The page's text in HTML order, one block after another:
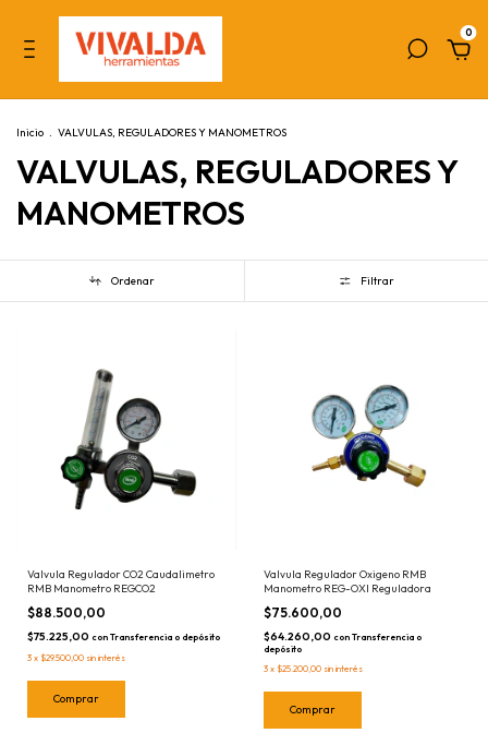
0
Inicio . VALVULAS, REGULADORES Y MANOMETROS
VALVULAS, REGULADORES Y
MANOMETROS
Ordenar Filtrar
Valvula Regulador CO2 Caudalimetro
RMB Manometro REGCO2
$88.500,00
$75.225,00 con Transferencia o depósito
3 x $29.500,00 sin interés
Valvula Regulador Oxigeno RMB
Manometro REG-OXI Reguladora
$75.600,00
$64.260,00 con Transferencia o
depósito
3 x $25.200,00 sin interés